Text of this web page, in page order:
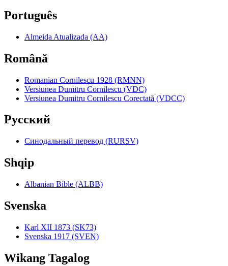
Português
Almeida Atualizada (AA)
Română
Romanian Cornilescu 1928 (RMNN)
Versiunea Dumitru Cornilescu (VDC)
Versiunea Dumitru Cornilescu Corectată (VDCC)
Pyccкий
Синодальный перевод (RURSV)
Shqip
Albanian Bible (ALBB)
Svenska
Karl XII 1873 (SK73)
Svenska 1917 (SVEN)
Wikang Tagalog